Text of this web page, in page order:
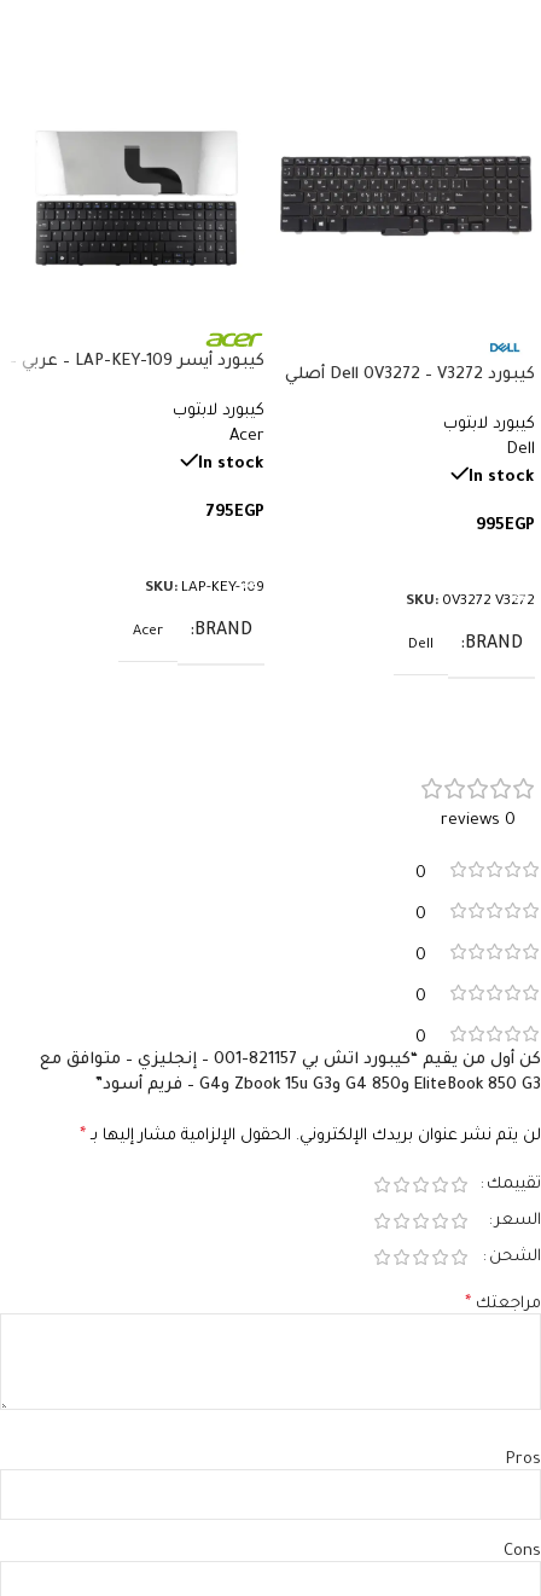
كيبورد Dell 0V3272 – V3272 أصلي
بالعربي والإنجليزي
كيبورد لابتوب
Dell
In stock
995EGP
SKU: 0V3272 V3272
BRAND
Dell
كيبورد أيسر LAP-KEY-109 – عربي –
و8935G
كيبورد لابتوب
Acer
In stock
795EGP
SKU: LAP-KEY-109
BRAND
Acer
0 reviews
0
0
0
0
0
كن أول من يقيم “كيبورد اتش بي 821157-001 – إنجليزي – متوافق مع
EliteBook 850 G3 و850 G4 وZbook 15u G3 وG4 – فريم أسود”
لن يتم نشر عنوان بريدك الإلكتروني. الحقول الإلزامية مشار إليها بـ *
تقييمك
السعر
الشحن
مراجعتك *
Pros
Cons